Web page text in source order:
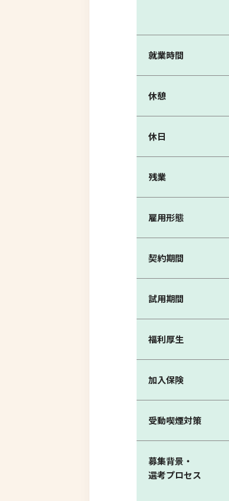
就業時間
休憩
休日
残業
雇用形態
契約期間
試用期間
福利厚生
加入保険
受動喫煙対策
募集背景・
選考プロセス